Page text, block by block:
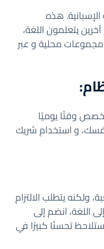
هذه
يتعلمون اللغة،
محلية و عبر
وقتًا يوميًا
و استخدام شريك
ولكنه يتطلب الالتزام
اللغة، انضم إلى
تحسنًا كبيرًا في